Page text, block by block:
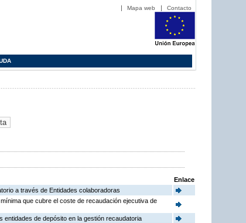
Mapa web Contacto
Enlace
a través de Entidades colaboradoras
que cubre el coste de recaudación ejecutiva de
de depósito en la gestión recaudatoria